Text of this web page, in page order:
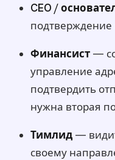
CEO /
подтверждение
Финансист—
управление
подтвердить
нужна вторая
Тимлид—
своему